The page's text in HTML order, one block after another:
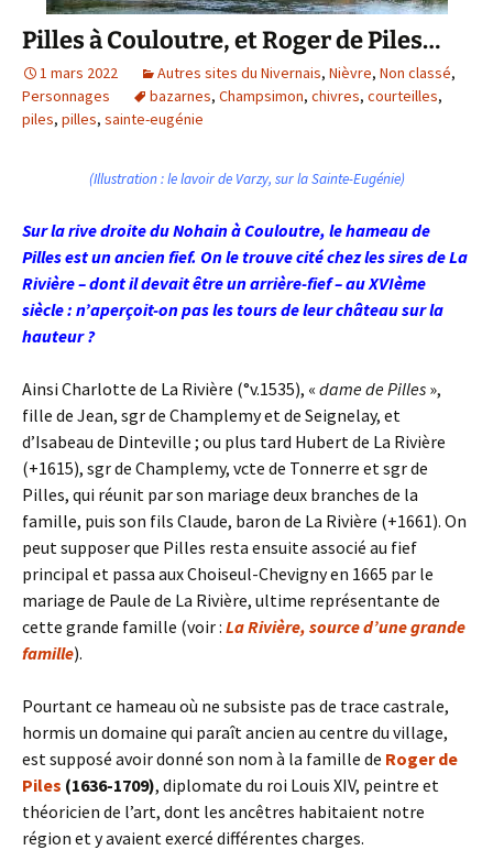
Pilles à Couloutre, et Roger de Piles…
1 mars 2022 Autres sites du Nivernais, Nièvre, Non classé,
Personnages
bazarnes, Champsimon, chivres, courteilles,
piles, pilles, sainte-eugénie
(Illustration : le lavoir de Varzy, sur la Sainte-Eugénie)
Sur la rive droite du Nohain à Couloutre, le hameau de
Pilles est un ancien fief. On le trouve cité chez les sires de La
Rivière – dont il devait être un arrière-fief – au XVIème
siècle : n’aperçoit-on pas les tours de leur château sur la
hauteur ?
Ainsi Charlotte de La Rivière (°v.1535), « dame de Pilles »,
fille de Jean, sgr de Champlemy et de Seignelay, et
d’Isabeau de Dinteville ; ou plus tard Hubert de La Rivière
(+1615), sgr de Champlemy, vcte de Tonnerre et sgr de
Pilles, qui réunit par son mariage deux branches de la
famille, puis son fils Claude, baron de La Rivière (+1661). On
peut supposer que Pilles resta ensuite associé au fief
principal et passa aux Choiseul-Chevigny en 1665 par le
mariage de Paule de La Rivière, ultime représentante de
cette grande famille (voir : La Rivière, source d’une grande
famille).
Pourtant ce hameau où ne subsiste pas de trace castrale,
hormis un domaine qui paraît ancien au centre du village,
est supposé avoir donné son nom à la famille de Roger de
Piles (1636-1709), diplomate du roi Louis XIV, peintre et
théoricien de l’art, dont les ancêtres habitaient notre
région et y avaient exercé différentes charges.